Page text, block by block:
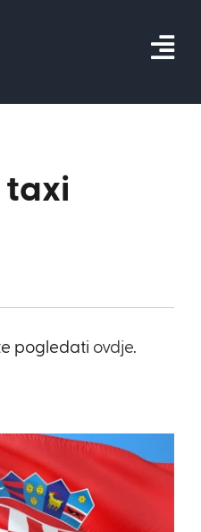
taxi
pogledati ovdje.